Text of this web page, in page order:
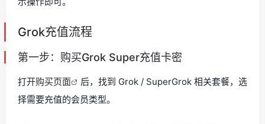
Grok充值流程
第一步：购买Grok Super充值卡密
打开购买页面
后，找到 Grok / SuperGrok 相关套餐，选
择需要充值的会员类型。